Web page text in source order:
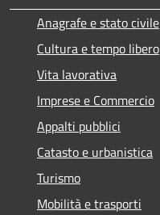
Anagrafe e stato civile
Cultura e tempo libero
Vita lavorativa
Imprese e Commercio
Appalti pubblici
Catasto e urbanistica
Turismo
Mobilità e trasporti